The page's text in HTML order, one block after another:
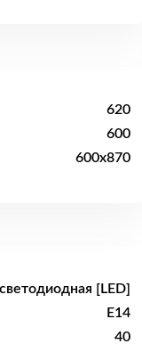
620
600
600x870
[LED]
E14
40